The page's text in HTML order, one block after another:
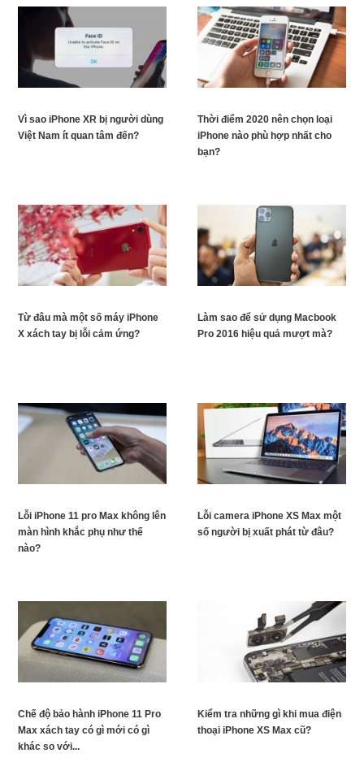
Vì sao iPhone XR bị người dùng
Việt Nam ít quan tâm đến?
Thời điểm 2020 nên chọn loại
iPhone nào phù hợp nhất cho
bạn?
Từ đâu mà một số máy iPhone
X xách tay bị lỗi cảm ứng?
Làm sao để sử dụng Macbook
Pro 2016 hiệu quả mượt mà?
Lỗi iPhone 11 pro Max không lên
màn hình khắc phụ như thế
nào?
Lỗi camera iPhone XS Max một
số người bị xuất phát từ đâu?
Chế độ bảo hành iPhone 11 Pro
Max xách tay có gì mới có gì
khác so với...
Kiểm tra những gì khi mua điện
thoại iPhone XS Max cũ?